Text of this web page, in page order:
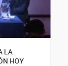
LA
HOY